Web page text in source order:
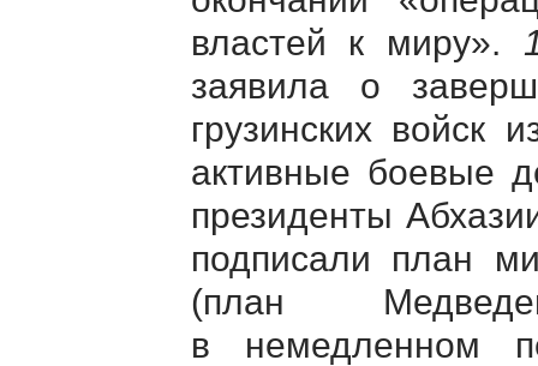
властей к миру».
заявила о
грузинских войск
активные боевые
президенты
подписали план
(план
в немедленном